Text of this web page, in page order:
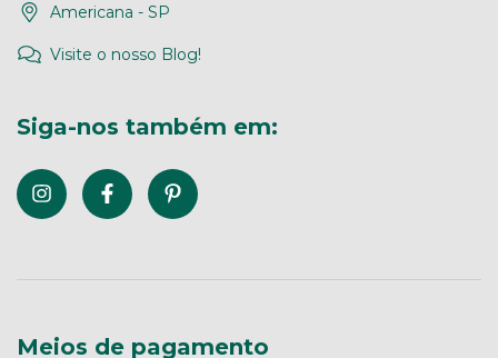
Americana - SP
Visite o nosso Blog!
Siga-nos também em:
Meios de pagamento